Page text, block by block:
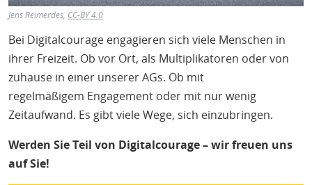
Jens Reimerdes, CC-BY 4.0
Bei Digitalcourage engagieren sich viele Menschen in
ihrer Freizeit. Ob vor Ort, als Multiplikatoren oder von
zuhause in einer unserer AGs. Ob mit
regelmäßigem Engagement oder mit nur wenig
Zeitaufwand. Es gibt viele Wege, sich einzubringen.
Werden Sie Teil von Digitalcourage – wir freuen uns
auf Sie!